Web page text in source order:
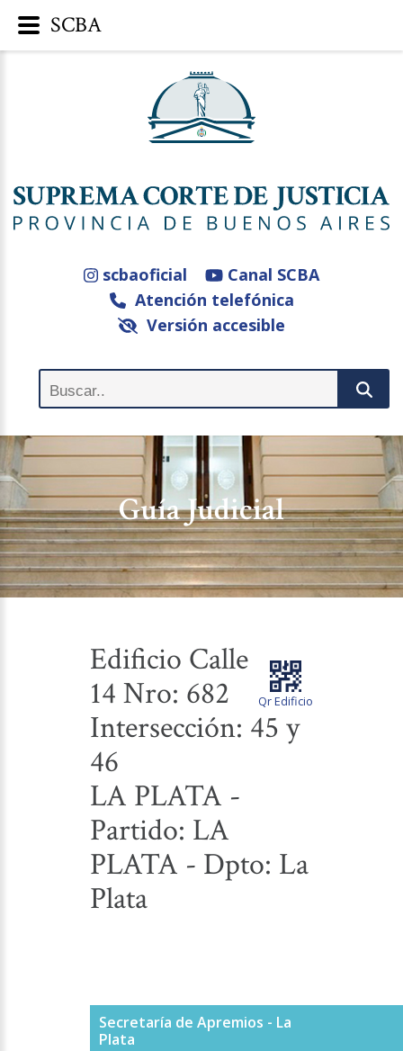
scbaoficial
Canal SCBA
Atención telefónica
Versión accesible
Guía Judicial
Qr Edificio
Edificio Calle
14 Nro: 682
Intersección: 45 y
46
LA PLATA -
Partido: LA
PLATA - Dpto: La
Plata
Secretaría de Apremios - La
Plata
SCBA